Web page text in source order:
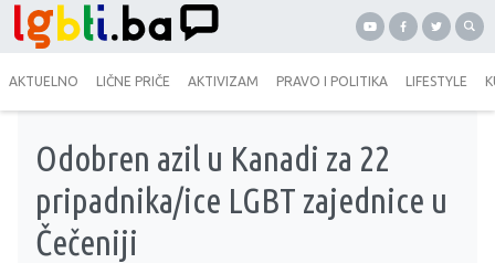
AKTUELNO LIČNE PRIČE AKTIVIZAM PRAVO I POLITIKA LIFESTYLE
Odobren azil u Kanadi za 22
pripadnika/ice LGBT zajednice u
Čečeniji